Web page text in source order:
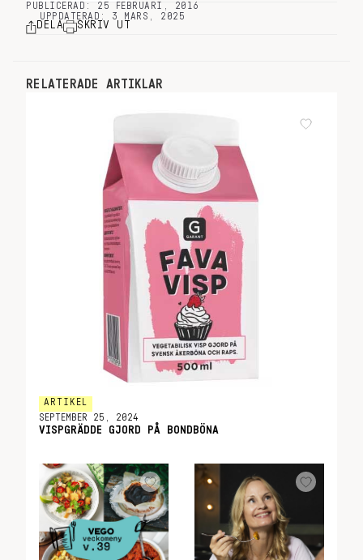
PUBLICERAD: 25 FEBRUARI, 2016
UPPDATERAD: 3 MARS, 2025
DELA SKRIV UT
RELATERADE ARTIKLAR
ARTIKEL
SEPTEMBER 25, 2024
VISPGRÄDDE GJORD PÅ BONDBÖNA